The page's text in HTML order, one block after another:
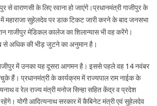
से वाराणसी के लिए रवाना हो जाएंगे।प्रधानमंत्री गाजीपुर के
महाराजा सुहेलदेव पर डाक टिकट जारी करने के बाद जनसभा
गाजीपुर मेडिकल कालेज का शिलान्यास भी वह करेंगे।
से अधिक की भीड़ जुटने का अनुमान है।
में उनका यह दूसरा आगमन है। इससे पहले वह 14 नवंबर
हैं। प्रधानमंत्री के कार्यक्रम में राज्यपाल राम नाईक के
व रेल राज्य मंत्री मनोज सिन्हा सहित केंद्र व प्रदेश
योगी आदित्यनाथ सरकार में कैबिनेट मंत्री एवं सुहेलदेव